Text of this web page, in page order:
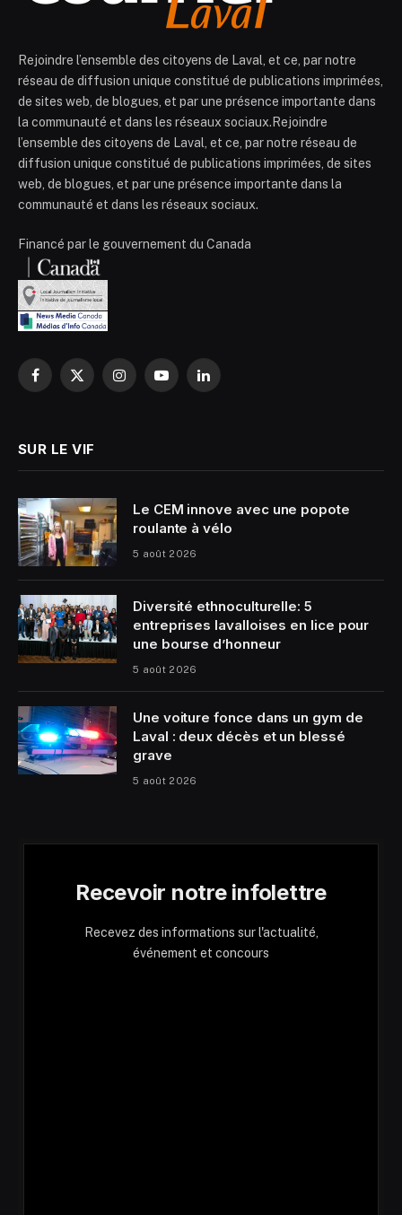
Rejoindre l’ensemble des citoyens de Laval, et ce, par notre
réseau de diffusion unique constitué de publications imprimées,
de sites web, de blogues, et par une présence importante dans
la communauté et dans les réseaux sociaux.Rejoindre
l’ensemble des citoyens de Laval, et ce, par notre réseau de
diffusion unique constitué de publications imprimées, de sites
web, de blogues, et par une présence importante dans la
communauté et dans les réseaux sociaux.
Financé par le gouvernement du Canada
Facebook
X
InstagramYouTubeLinkedIn
SUR LE VIF
Le CEM innove avec une popote
roulante à vélo
5 août 2026
Diversité ethnoculturelle: 5
entreprises lavalloises en lice pour
une bourse d’honneur
5 août 2026
Une voiture fonce dans un gym de
Laval : deux décès et un blessé
grave
5 août 2026
Recevoir notre infolettre
Recevez des informations sur l'actualité,
événement et concours